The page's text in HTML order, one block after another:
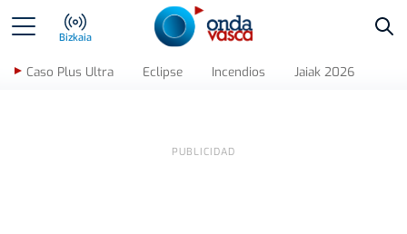
Bizkaia
Caso Plus Ultra Eclipse Incendios Jaiak 2026